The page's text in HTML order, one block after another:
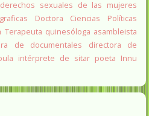
sexuales de las mujeres
Doctora Ciencias Políticas
Terapeuta quinesóloga asambleista
de documentales
directora de
intérprete de sitar poeta Innu